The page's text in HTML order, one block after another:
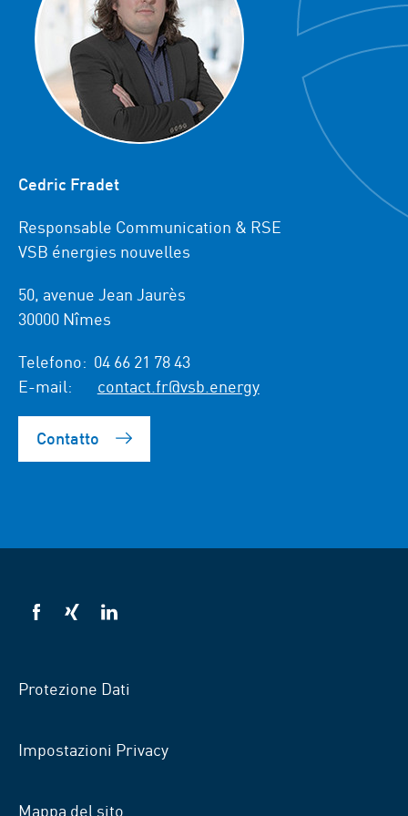
Cedric Fradet
Responsable Communication & RSE
VSB énergies nouvelles
50, avenue Jean Jaurès
30000 Nîmes
Telefono: 04 66 21 78 43
E-mail:
contact.fr@vsb.energy
Contatto
VSB
VSB
VSB
Protezione Dati
Impostazioni Privacy
Mappa del sito